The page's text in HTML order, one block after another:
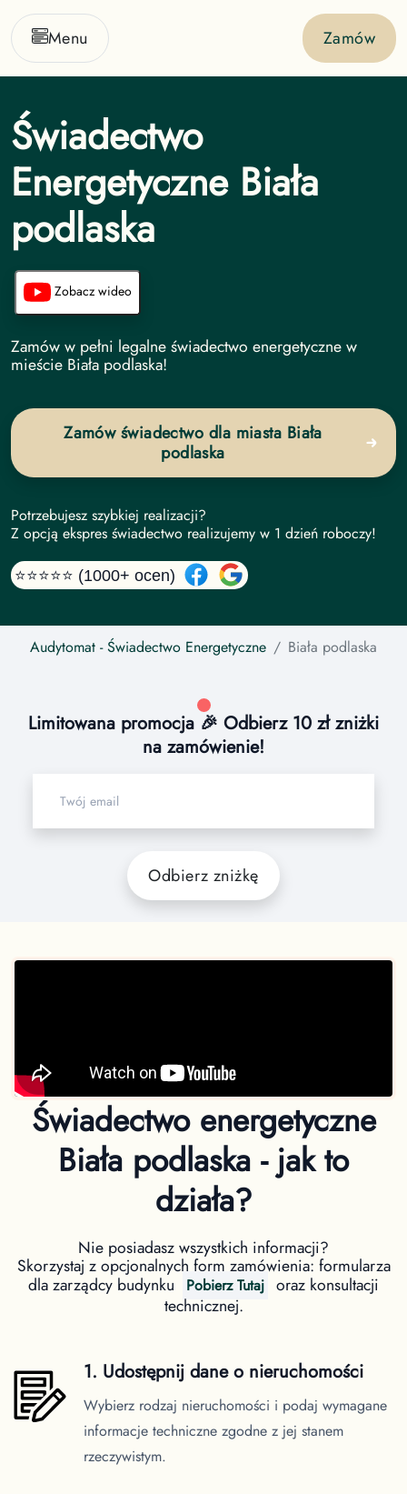
Menu Zamów
Świadectwo
Energetyczne Biała
podlaska
Zobacz wideo
Świadectwo Energetyczne undefined
Zamów w pełni legalne świadectwo energetyczne w
mieście Biała podlaska!
Zamów świadectwo dla miasta Biała
podlaska
Potrzebujesz szybkiej realizacji?
Z opcją ekspres świadectwo realizujemy w 1 dzień roboczy!
⭐⭐⭐⭐⭐ (1000+ ocen)
Audytomat - Świadectwo Energetyczne Biała podlaska
Limitowana promocja 🎉 Odbierz 10 zł zniżki
na zamówienie!
Odbierz zniżkę
Świadectwo energetyczne
Biała podlaska - jak to
działa?
Nie posiadasz wszystkich informacji?
Skorzystaj z opcjonalnych form zamówienia: formularza
dla zarządcy budynku
Pobierz Tutaj oraz konsultacji
technicznej.
1. Udostępnij dane o nieruchomości
Wybierz rodzaj nieruchomości i podaj wymagane
informacje techniczne zgodne z jej stanem
rzeczywistym.